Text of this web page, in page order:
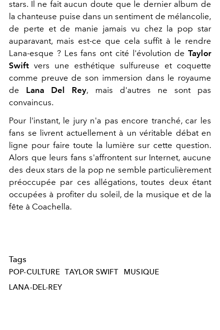
stars. Il ne fait aucun doute que le dernier album de
la chanteuse puise dans un sentiment de mélancolie,
de perte et de manie jamais vu chez la pop star
auparavant, mais est-ce que cela suffit à le rendre
Lana-esque ? Les fans ont cité l'évolution de Taylor
Swift vers une esthétique sulfureuse et coquette
comme preuve de son immersion dans le royaume
de Lana Del Rey, mais d'autres ne sont pas
convaincus.
Pour l'instant, le jury n'a pas encore tranché, car les
fans se livrent actuellement à un véritable débat en
ligne pour faire toute la lumière sur cette question.
Alors que leurs fans s'affrontent sur Internet, aucune
des deux stars de la pop ne semble particulièrement
préoccupée par ces allégations, toutes deux étant
occupées à profiter du soleil, de la musique et de la
fête à Coachella.
Tags
POP-CULTURE TAYLOR SWIFT
MUSIQUE
LANA-DEL-REY